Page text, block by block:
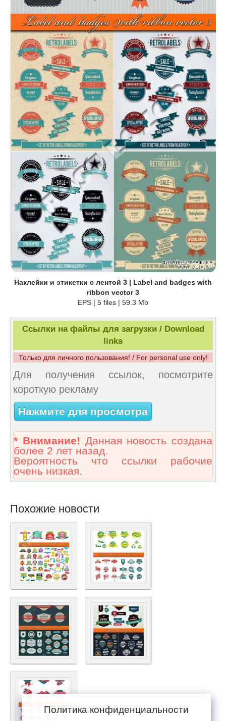
Наклейки и этикетки с лентой 3 | Label and badges with
ribbon vector 3
EPS | 5 files | 59.3 Mb
Ссылки на файлы для загрузки / Download
links
Только для личного пользования! / For personal use only!
Для получения ссылок, посмотрите
короткую рекламу
Нажмите для просмотра
* Внимание! Данная новость создана
более 2 лет назад.
Вероятность что ссылки рабочие
очень низкая.
Похожие новости
Политика конфиденциальности